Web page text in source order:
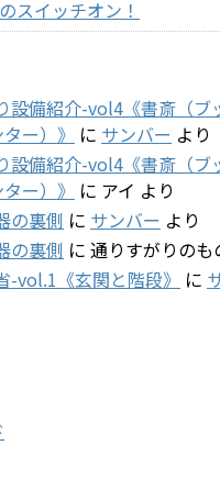
スイッチオン！
設備紹介-vol4《書斎（ブ
ー）》 に サンバー より
設備紹介-vol4《書斎（ブ
ー）》 に アイ より
の裏側 に サンバー より
の裏側 に 通りすがりのも
vol.1《玄関と階段》 に